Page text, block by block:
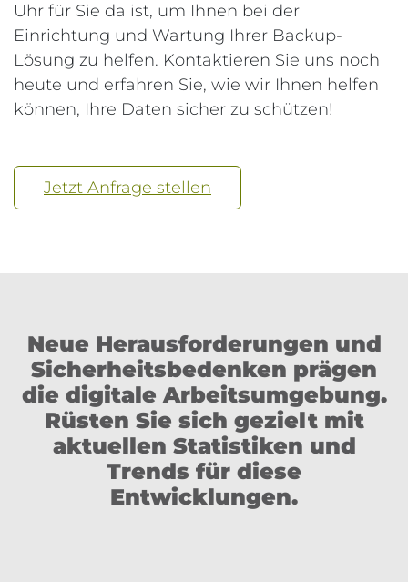
Uhr für Sie da ist, um Ihnen bei der
Einrichtung und Wartung Ihrer Backup-
Lösung zu helfen. Kontaktieren Sie uns noch
heute und erfahren Sie, wie wir Ihnen helfen
können, Ihre Daten sicher zu schützen!
Jetzt Anfrage stellen
Neue Herausforderungen und
Sicherheitsbedenken prägen
die digitale Arbeitsumgebung.
Rüsten Sie sich gezielt mit
aktuellen Statistiken und
Trends für diese
Entwicklungen.